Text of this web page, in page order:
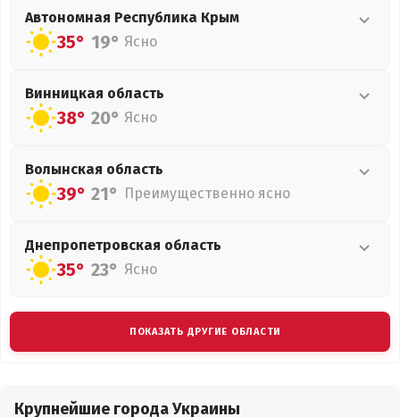
Автономная Республика Крым
35° 19° Ясно
Винницкая область
38° 20° Ясно
Волынская область
39° 21° Преимущественно ясно
Днепропетровская область
35° 23° Ясно
ПОКАЗАТЬ ДРУГИЕ ОБЛАСТИ
Крупнейшие города Украины